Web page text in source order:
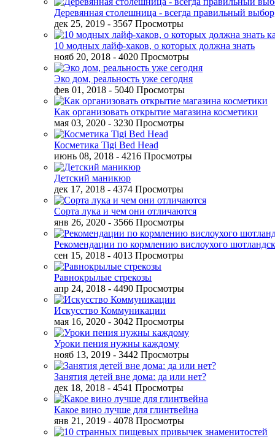
Деревянная столешница - всегда правильный выбор
дек 25, 2019 - 3567 Просмотры
10 модных лайф-хаков, о которых должна знать
нояб 20, 2018 - 4020 Просмотры
Эко дом, реальность уже сегодня
фев 01, 2018 - 5040 Просмотры
Как организовать открытие магазина косметики
мая 03, 2020 - 3230 Просмотры
Косметика Tigi Bed Head
июнь 08, 2018 - 4216 Просмотры
Детский маникюр
дек 17, 2018 - 4374 Просмотры
Сорта лука и чем они отличаются
янв 26, 2020 - 3566 Просмотры
Рекомендации по кормлению вислоухого
сен 15, 2018 - 4013 Просмотры
Равнокрылые стрекозы
апр 24, 2018 - 4490 Просмотры
Искусство Коммуникации
мая 16, 2020 - 3042 Просмотры
Уроки пения нужны каждому
нояб 13, 2019 - 3442 Просмотры
Занятия детей вне дома: да или нет?
дек 18, 2018 - 4541 Просмотры
Какое вино лучше для глинтвейна
янв 21, 2019 - 4078 Просмотры